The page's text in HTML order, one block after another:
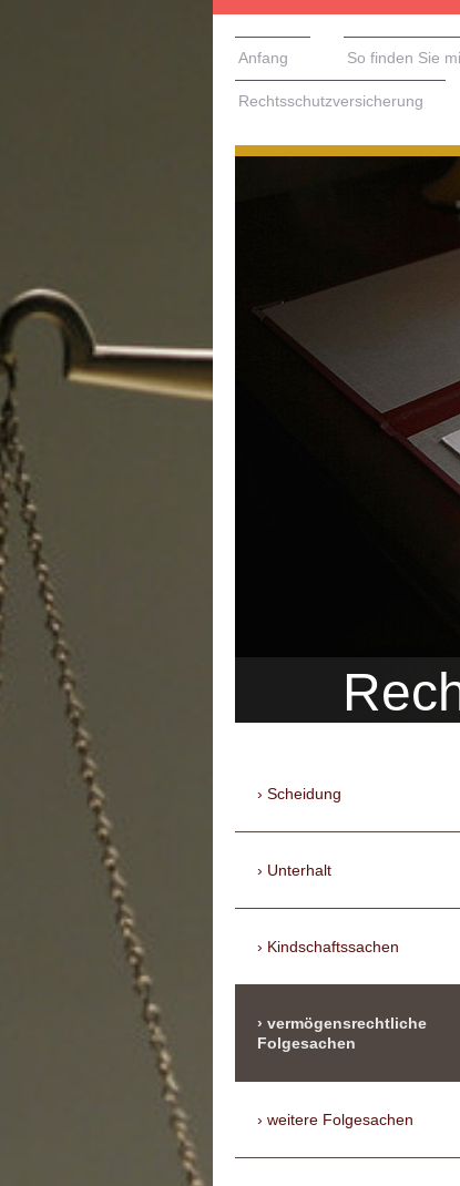
Anfang So finden Sie
Rechtsschutzversicherung
Scheidung
Unterhalt
Kindschaftssachen
vermögensrechtliche
Folgesachen
weitere Folgesachen